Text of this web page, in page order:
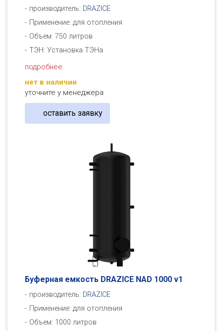
производитель: DRAZICE
Применение: для отопления
Объем: 750 литров
ТЭН: Установка ТЭНа
подробнее
нет в наличии
уточните у менеджера
оставить заявку
Буферная емкость DRAZICE NAD 1000 v1
производитель: DRAZICE
Применение: для отопления
Объем: 1000 литров